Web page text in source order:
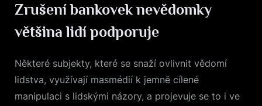
Zrušení bankovek nevědomky
většina lidí podporuje
Některé subjekty, které se snaží ovlivnit vědomí
lidstva, využívají masmédií k jemně cílené
manipulaci s lidskými názory, a projevuje se to i ve